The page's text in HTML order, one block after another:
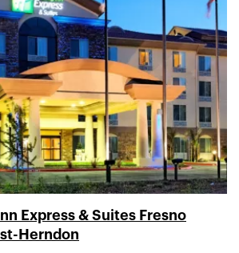
Express & Suites Fresno
Herndon